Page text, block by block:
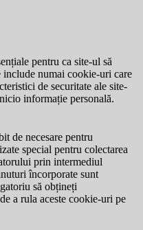
pentru ca site-ul să
include numai cookie-uri care
de securitate ale site-
informație personală.
de necesare pentru
special pentru colectarea
prin intermediul
încorporate sunt
să obțineți
a rula aceste cookie-uri pe